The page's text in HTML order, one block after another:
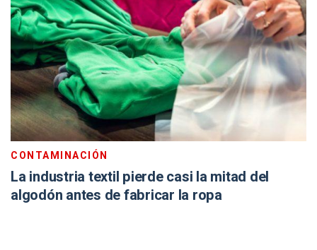
CONTAMINACIÓN
La industria textil pierde casi la mitad del
algodón antes de fabricar la ropa